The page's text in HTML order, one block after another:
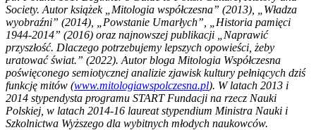
Society. Autor książek „Mitologia współczesna” (2013), „Władza
wyobraźni” (2014), „Powstanie Umarłych”, „Historia pamięci
1944-2014” (2016) oraz najnowszej publikacji „Naprawić
przyszłość. Dlaczego potrzebujemy lepszych opowieści, żeby
uratować świat.” (2022). Autor bloga Mitologia Współczesna
poświęconego semiotycznej analizie zjawisk kultury pełniących dziś
funkcję mitów (www.mitologiawspolczesna.pl). W latach 2013 i
2014 stypendysta programu START Fundacji na rzecz Nauki
Polskiej, w latach 2014-16 laureat stypendium Ministra Nauki i
Szkolnictwa Wyższego dla wybitnych młodych naukowców.